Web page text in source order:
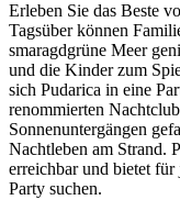
Erleben Sie das Beste
Tagsüber können
smaragdgrüne Meer
und die Kinder zum
sich Pudarica in eine
renommierten
Sonnenuntergängen
Nachtleben am Strand.
erreichbar und bietet
Party suchen.